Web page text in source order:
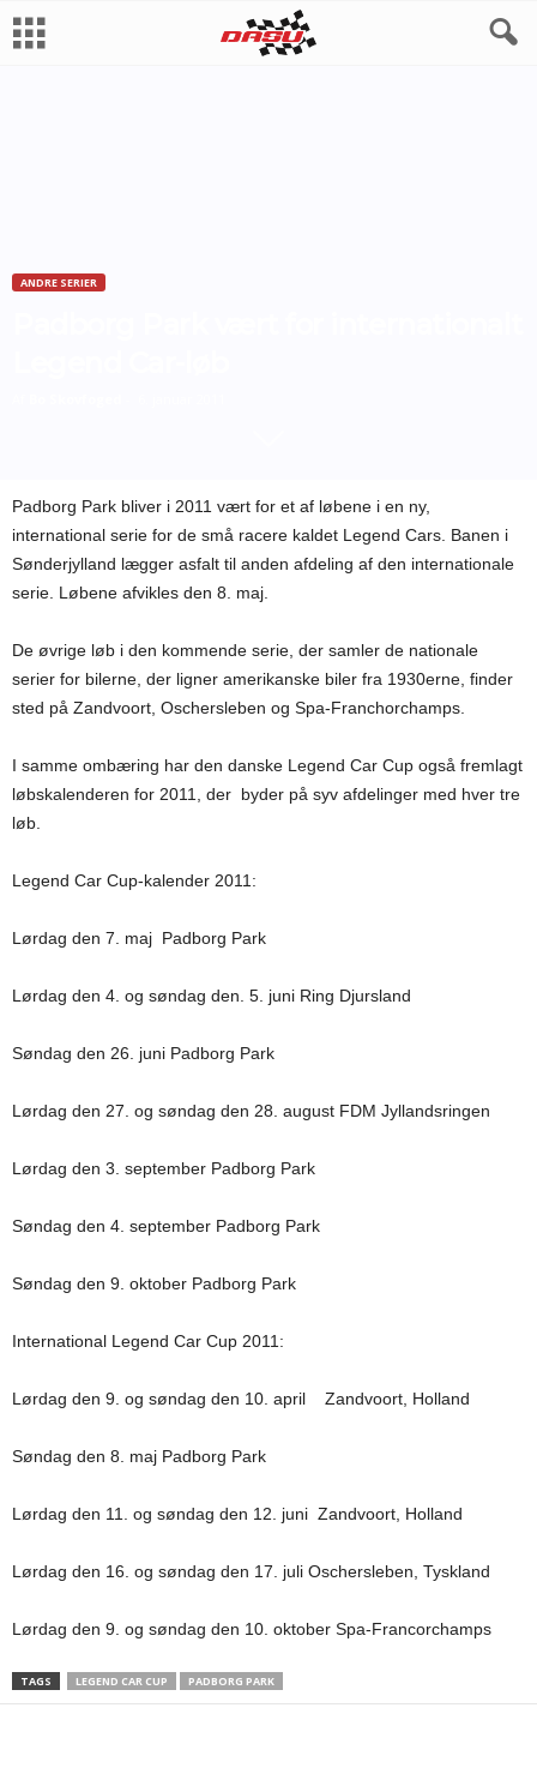
ANDRE SERIER
Padborg Park bliver i 2011 vært for et af løbene i en ny,
international serie for de små racere kaldet Legend Cars. Banen i
Sønderjylland lægger asfalt til anden afdeling af den internationale
serie. Løbene afvikles den 8. maj.
De øvrige løb i den kommende serie, der samler de nationale
serier for bilerne, der ligner amerikanske biler fra 1930erne, finder
sted på Zandvoort, Oschersleben og Spa-Franchorchamps.
I samme ombæring har den danske Legend Car Cup også fremlagt
løbskalenderen for 2011, der byder på syv afdelinger med hver tre
løb.
Legend Car Cup-kalender 2011:
Lørdag den 7. maj Padborg Park
Lørdag den 4. og søndag den. 5. juni Ring Djursland
Søndag den 26. juni Padborg Park
Lørdag den 27. og søndag den 28. august FDM Jyllandsringen
Lørdag den 3. september Padborg Park
Søndag den 4. september Padborg Park
Søndag den 9. oktober Padborg Park
International Legend Car Cup 2011:
Lørdag den 9. og søndag den 10. april Zandvoort, Holland
Søndag den 8. maj Padborg Park
Lørdag den 11. og søndag den 12. juni Zandvoort, Holland
Lørdag den 16. og søndag den 17. juli Oschersleben, Tyskland
Lørdag den 9. og søndag den 10. oktober Spa-Francorchamps
TAGS LEGEND CAR CUP PADBORG PARK